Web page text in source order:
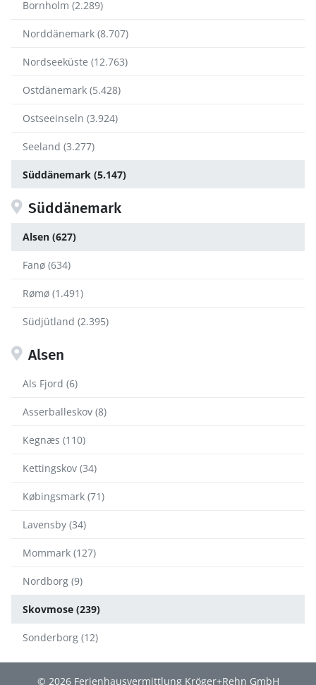
Bornholm (2.289)
Norddänemark (8.707)
Nordseeküste (12.763)
Ostdänemark (5.428)
Ostseeinseln (3.924)
Seeland (3.277)
Süddänemark (5.147)
Süddänemark
Alsen (627)
Fanø (634)
Rømø (1.491)
Südjütland (2.395)
Alsen
Als Fjord (6)
Asserballeskov (8)
Kegnæs (110)
Kettingskov (34)
Købingsmark (71)
Lavensby (34)
Mommark (127)
Nordborg (9)
Skovmose (239)
Sonderborg (12)
© 2026 Ferienhausvermittlung Kröger+Rehn GmbH